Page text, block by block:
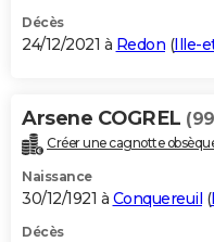
Décès
24/12/2021 à Redon (Ille-
Arsene COGREL
Créer une cagnotte
Naissance
30/12/1921 à Conquereuil (
Décès